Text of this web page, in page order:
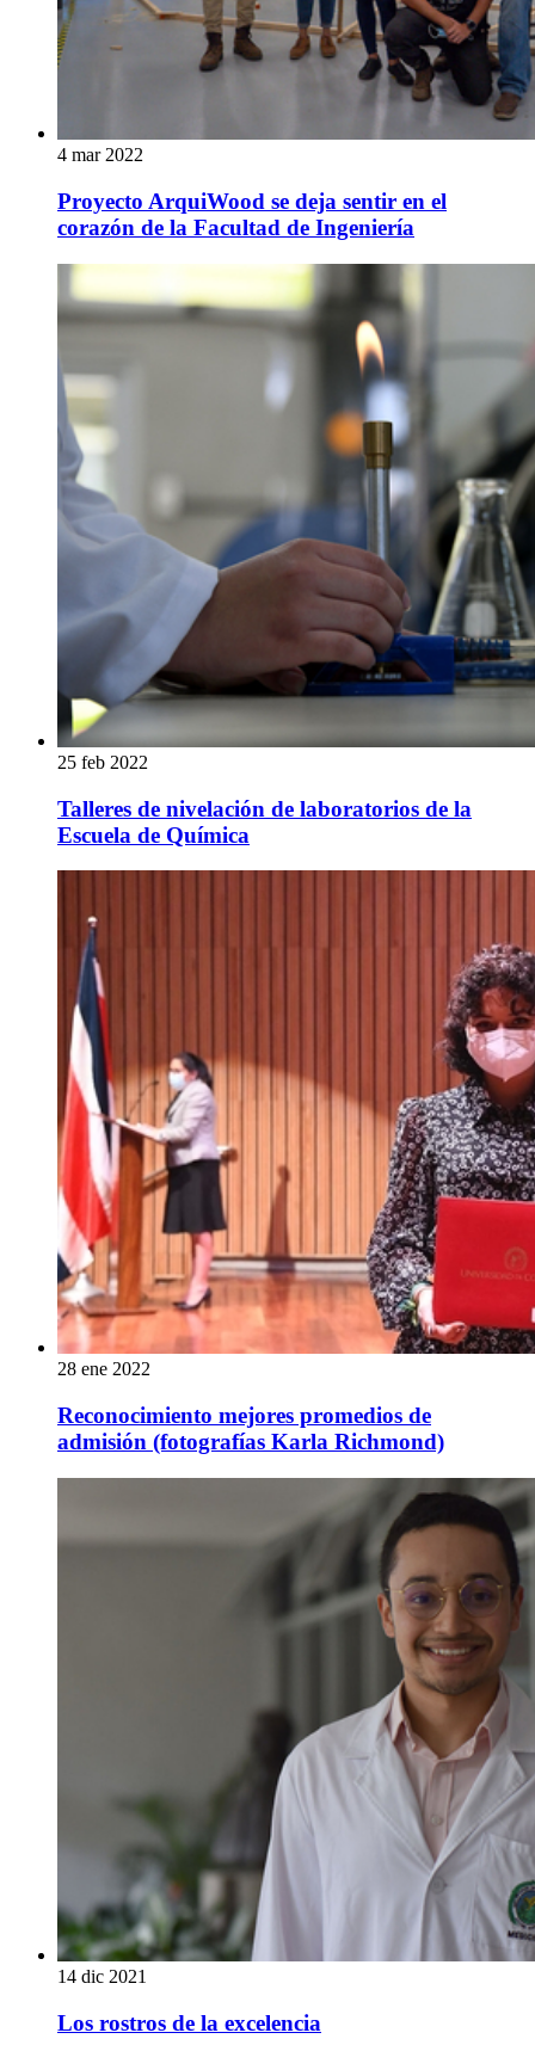
4 mar 2022
Proyecto ArquiWood se deja sentir en el
corazón de la Facultad de Ingeniería
25 feb 2022
Talleres de nivelación de laboratorios de la
Escuela de Química
28 ene 2022
Reconocimiento mejores promedios de
admisión (fotografías Karla Richmond)
14 dic 2021
Los rostros de la excelencia